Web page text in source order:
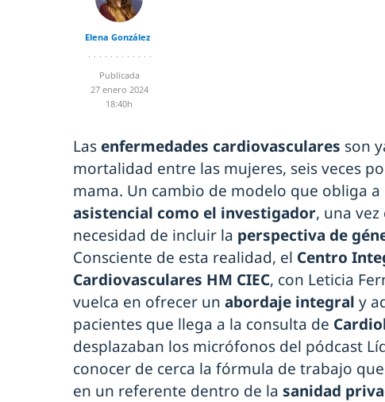
Elena González
Publicada
27 enero 2024
18:40h
Las enfermedades cardiovasculares son
mortalidad entre las mujeres, seis veces
mama. Un cambio de modelo que obliga
asistencial como el investigador, una
necesidad de incluir la perspectiva de
Consciente de esta realidad, el Centro
Cardiovasculares HM CIEC, con Leticia
vuelca en ofrecer un abordaje integral y
pacientes que llega a la consulta de
desplazaban los micrófonos del pódcast
conocer de cerca la fórmula de trabajo
en un referente dentro de la sanidad